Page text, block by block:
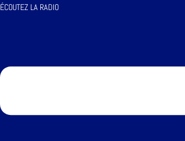
ÉCOUTEZ LA RADIO